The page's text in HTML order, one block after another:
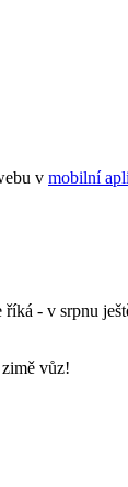
v mobilní
- v srpnu
vůz!